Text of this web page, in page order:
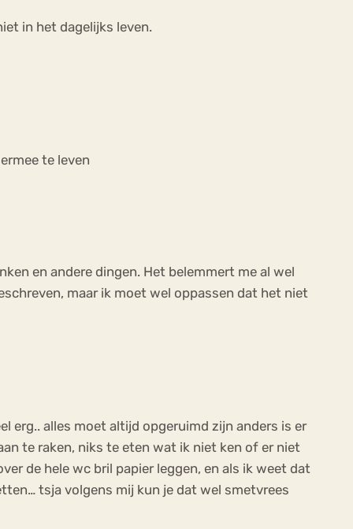
in het dagelijks leven.
te leven
en andere dingen. Het belemmert me al wel
maar ik moet wel oppassen dat het niet
erg.. alles moet altijd opgeruimd zijn anders is er
te raken, niks te eten wat ik niet ken of er niet
de hele wc bril papier leggen, en als ik weet dat
tsja volgens mij kun je dat wel smetvrees